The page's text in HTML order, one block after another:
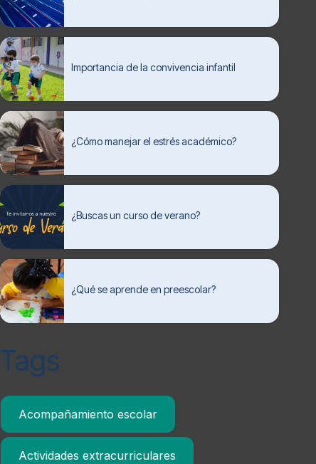
Importancia de la convivencia infantil
¿Cómo manejar el estrés académico?
¿Buscas un curso de verano?
¿Qué se aprende en preescolar?
Tags
Acompañamiento escolar
Actividades extracurriculares